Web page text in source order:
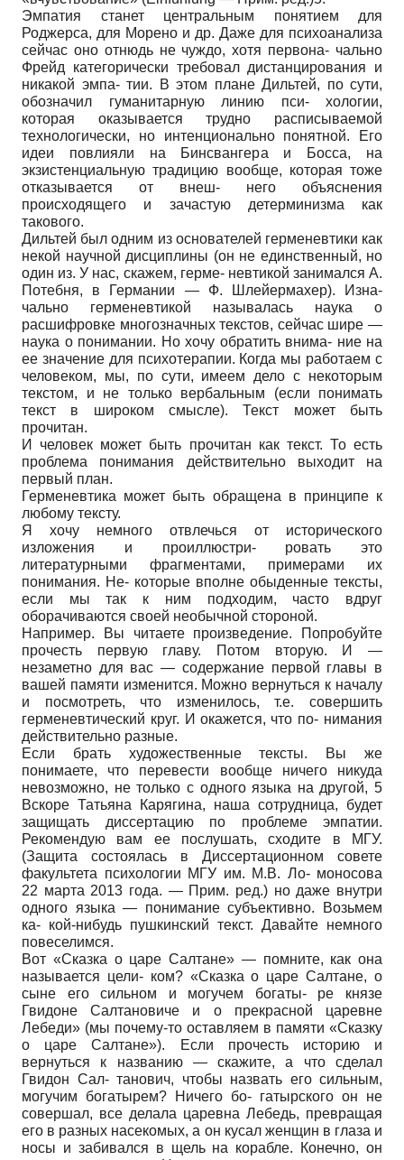
Эмпатия станет центральным понятием для
Роджерса, для Морено и др. Даже для психоанализа
сейчас оно отнюдь не чуждо, хотя первона- чально
Фрейд категорически требовал дистанцирования и
никакой эмпа- тии. В этом плане Дильтей, по сути,
обозначил гуманитарную линию пси- хологии,
которая оказывается трудно расписываемой
технологически, но интенционально понятной. Его
идеи повлияли на Бинсвангера и Босса, на
экзистенциальную традицию вообще, которая тоже
отказывается от внеш- него объяснения
происходящего и зачастую детерминизма как
такового.
Дильтей был одним из основателей герменевтики как
некой научной дисциплины (он не единственный, но
один из. У нас, скажем, герме- невтикой занимался А.
Потебня, в Германии — Ф. Шлейермахер). Изна-
чально герменевтикой называлась наука о
расшифровке многозначных текстов, сейчас шире —
наука о понимании. Но хочу обратить внима- ние на
ее значение для психотерапии. Когда мы работаем с
человеком, мы, по сути, имеем дело с некоторым
текстом, и не только вербальным (если понимать
текст в широком смысле). Текст может быть
прочитан.
И человек может быть прочитан как текст. То есть
проблема понимания действительно выходит на
первый план.
Герменевтика может быть обращена в принципе к
любому тексту.
Я хочу немного отвлечься от исторического
изложения и проиллюстри- ровать это
литературными фрагментами, примерами их
понимания. Не- которые вполне обыденные тексты,
если мы так к ним подходим, часто вдруг
оборачиваются своей необычной стороной.
Например. Вы читаете произведение. Попробуйте
прочесть первую главу. Потом вторую. И —
незаметно для вас — содержание первой главы в
вашей памяти изменится. Можно вернуться к началу
и посмотреть, что изменилось, т.е. совершить
герменевтический круг. И окажется, что по- нимания
действительно разные.
Если брать художественные тексты. Вы же
понимаете, что перевести вообще ничего никуда
невозможно, не только с одного языка на другой, 5
Вскоре Татьяна Карягина, наша сотрудница, будет
защищать диссертацию по проблеме эмпатии.
Рекомендую вам ее послушать, сходите в МГУ.
(Защита состоялась в Диссертационном совете
факультета психологии МГУ им. М.В. Ло- моносова
22 марта 2013 года. — Прим. ред.) но даже внутри
одного языка — понимание субъективно. Возьмем
ка- кой-нибудь пушкинский текст. Давайте немного
повеселимся.
Вот «Сказка о царе Салтане» — помните, как она
называется цели- ком? «Сказка о царе Салтане, о
сыне его сильном и могучем богаты- ре князе
Гвидоне Салтановиче и о прекрасной царевне
Лебеди» (мы почему-то оставляем в памяти «Сказку
о царе Салтане»). Если прочесть историю и
вернуться к названию — скажите, а что сделал
Гвидон Сал- танович, чтобы назвать его сильным,
могучим богатырем? Ничего бо- гатырского он не
совершал, все делала царевна Лебедь, превращая
его в разных насекомых, а он кусал женщин в глаза и
носы и забивался в щель на корабле. Конечно, он